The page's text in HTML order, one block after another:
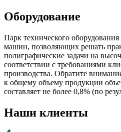
Оборудование
Парк технического
машин, позволяющих решать
полиграфические задачи на
соответствии с требованиями
производства. Обратите
к общему объему продукции
составляет не более 0,8% (по
Наши клиенты